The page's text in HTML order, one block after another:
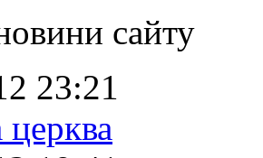
сайту
23:21
церква